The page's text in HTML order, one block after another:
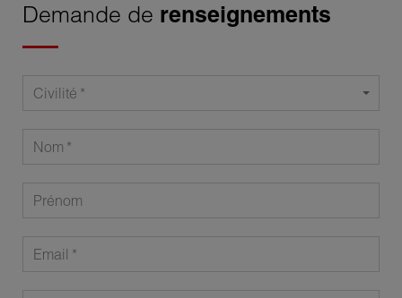
Demande de renseignements
Civilité
Nom
Prénom
Email